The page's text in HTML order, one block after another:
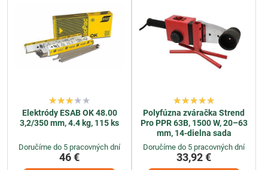
Elektródy ESAB OK 48.00
3,2/350 mm, 4.4 kg, 115 ks
Doručíme do 5 pracovných dní
46 €
Polyfúzna zváračka Strend
Pro PPR 63B, 1500 W, 20–63
mm, 14-dielna sada
Doručíme do 5 pracovných dní
33,92 €